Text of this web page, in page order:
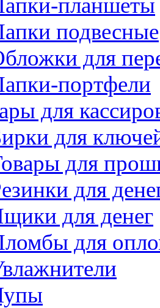
планшеты
подвесные
для
портфели
для
для
для
для
для денег
для